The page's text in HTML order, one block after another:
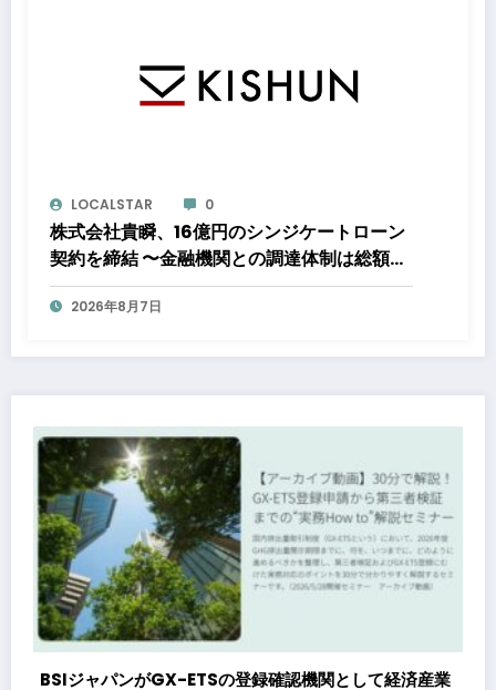
LOCALSTAR 0
株式会社貴瞬、16億円のシンジケートローン
契約を締結 〜金融機関との調達体制は総額約
80億円規模へ。DX・海外展開をはじめとし
た成長投資を加速～
2026年8月7日
済産業 BSIグループジャパン（英国規格協会）、GX-ETS